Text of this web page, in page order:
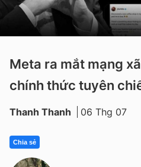
Meta ra mắt mạng
chính thức tuyên
Thanh Thanh 06 Thg 07
Chia sẻ